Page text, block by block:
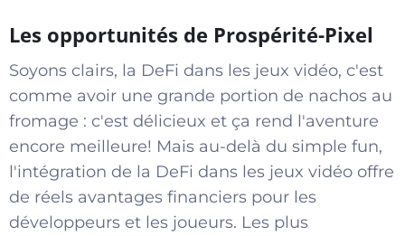
Les opportunités de Prospérité-Pixel
Soyons clairs, la DeFi dans les jeux vidéo, c'est
comme avoir une grande portion de nachos au
fromage : c'est délicieux et ça rend l'aventure
encore meilleure! Mais au-delà du simple fun,
l'intégration de la DeFi dans les jeux vidéo offre
de réels avantages financiers pour les
développeurs et les joueurs. Les plus